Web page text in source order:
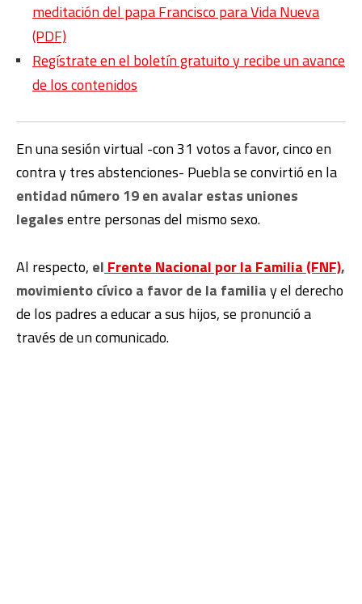
meditación del papa Francisco para Vida Nueva
(PDF)
Regístrate en el boletín gratuito y recibe un avance
de los contenidos
En una sesión virtual -con 31 votos a favor, cinco en
contra y tres abstenciones- Puebla se convirtió en la
entidad número 19 en avalar estas uniones
legalesentre personas del mismo sexo.
Al respecto, el Frente Nacional por la Familia (FNF),
movimiento cívico a favor de la familiay el derecho
de los padres a educar a sus hijos, se pronunció a
través de un comunicado.